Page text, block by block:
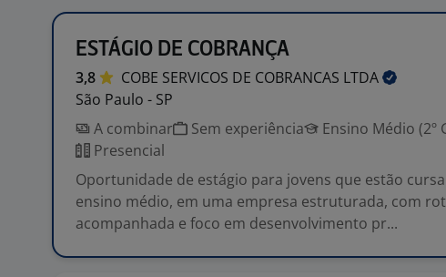
ESTÁGIO DE COBRANÇA
3,8 COBE SERVICOS DE COBRANCAS LTDA
São Paulo - SP
A combinar
Sem experiência
Ensino Médio (2º
Presencial
Oportunidade de estágio para jovens que estão
ensino médio, em uma empresa estruturada, com
acompanhada e foco em desenvolvimento pr...